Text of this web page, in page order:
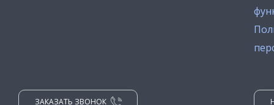
ЗАКАЗАТЬ ЗВОНОК